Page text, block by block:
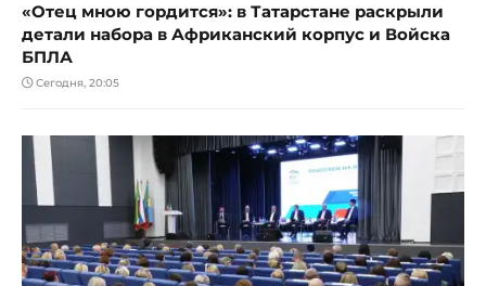
«Отец мною гордится»: в Татарстане раскрыли
детали набора в Африканский корпус и Войска
БПЛА
Сегодня, 20:05